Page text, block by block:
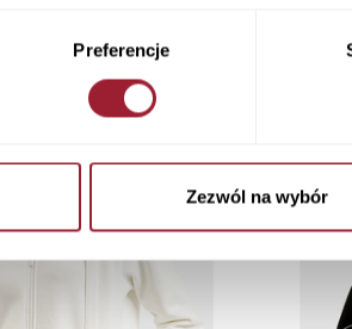
Preferencje
Zezwól na wybór